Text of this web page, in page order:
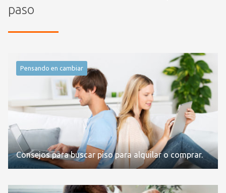
paso
Pensando en cambiar
Consejos para buscar piso para alquilar o comprar.